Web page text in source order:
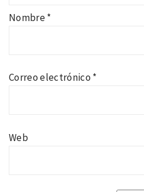
Nombre*
Correo electrónico *
Web